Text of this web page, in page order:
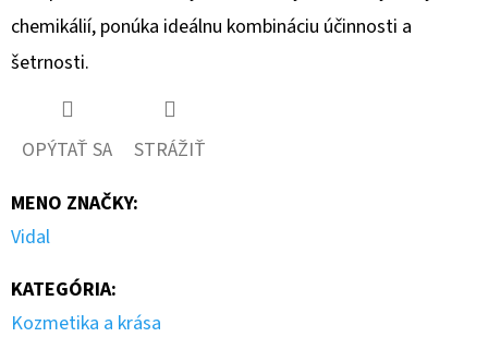
chemikálií, ponúka ideálnu kombináciu účinnosti a
šetrnosti.
OPÝTAŤ SA
STRÁŽIŤ
MENO ZNAČKY:
Vidal
KATEGÓRIA:
Kozmetika a krása